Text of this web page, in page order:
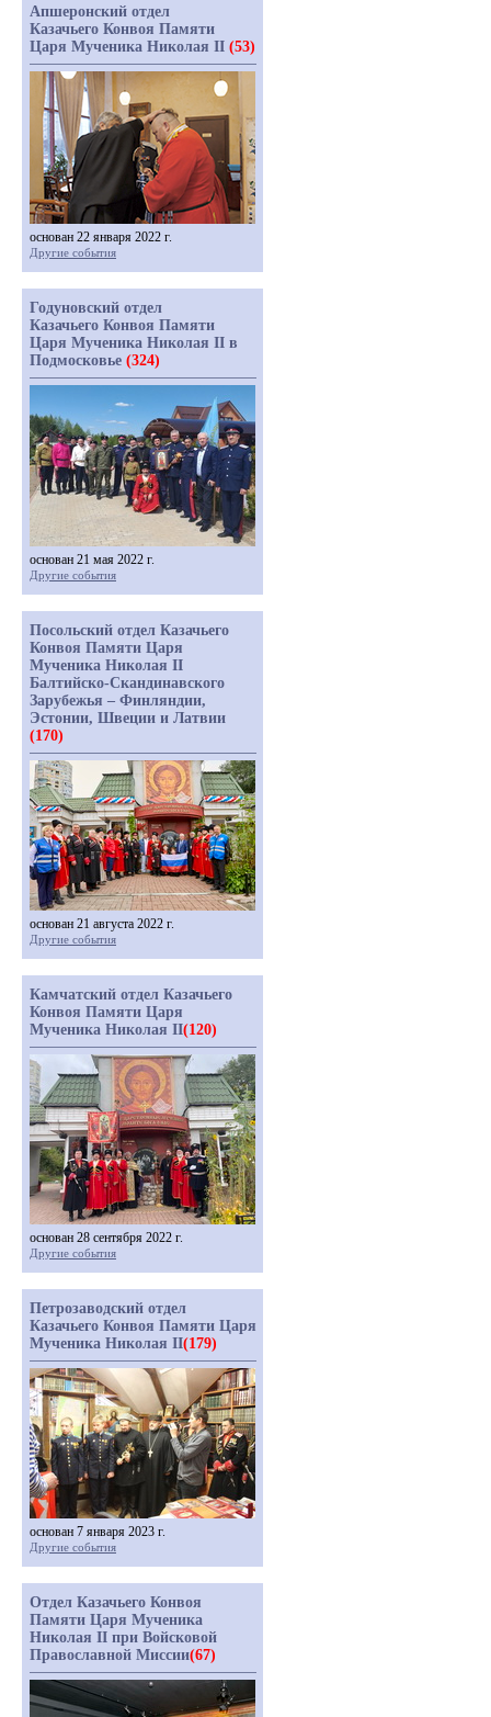
Апшеронский отдел
Казачьего Конвоя Памяти
Царя Мученика Николая II (53)
основан 22 января 2022 г.
Другие события
Годуновский отдел
Казачьего Конвоя Памяти
Царя Мученика Николая II в
Подмосковье (324)
основан 21 мая 2022 г.
Другие события
Посольский отдел Казачьего
Конвоя Памяти Царя
Мученика Николая II
Балтийско-Скандинавского
Зарубежья – Финляндии,
Эстонии, Швеции и Латвии
(170)
основан 21 августа 2022 г.
Другие события
Камчатский отдел Казачьего
Конвоя Памяти Царя
Мученика Николая II(120)
основан 28 сентября 2022 г.
Другие события
Петрозаводский отдел
Казачьего Конвоя Памяти Царя
Мученика Николая II(179)
основан 7 января 2023 г.
Другие события
Отдел Казачьего Конвоя
Памяти Царя Мученика
Николая II при Войсковой
Православной Миссии(67)